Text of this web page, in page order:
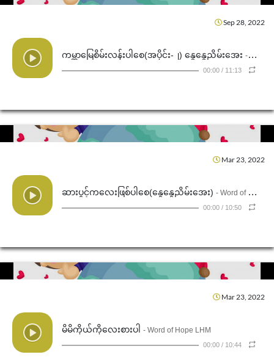
Sep 28, 2022
ကမ္ဘာမြေစိမ်းလန်းပါစေ(အပိုင်း-၂) နွေနွေညိမ်းအေး - Word of Hope LHM
00:00 / 11:13
Mar 23, 2022
ဆားပွင့်ကလေးဖြစ်ပါစေ(နွေနွေညိမ်းအေး) - Word of Hope LHM
00:00 / 10:50
Mar 23, 2022
မိမိကိုယ်ကိုလေးစားပါ - Word of Hope LHM
00:00 / 10:44